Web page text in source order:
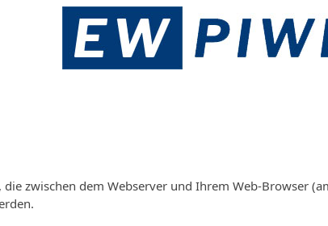
die zwischen dem Webserver und Ihrem Web-Browser